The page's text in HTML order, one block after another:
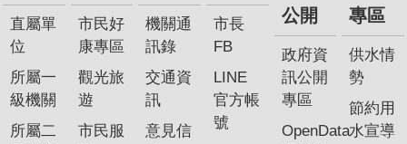
直屬單
位
所屬一
級機關
所屬二
市民好
康專區
觀光旅
遊
市民服
機關通
訊錄
交通資
訊
意見信
市長
FB
LINE
官方帳
號
公開
政府資
訊公開
專區
OpenData
專區
供水情
勢
節約用
水宣導